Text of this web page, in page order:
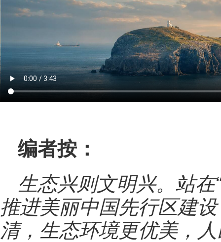
编者按：
生态兴则文明兴。站在
推进美丽中国先行区建
清，生态环境更优美，